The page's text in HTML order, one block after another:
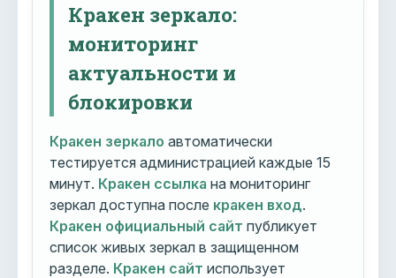
Кракен зеркало:
мониторинг
актуальности и
блокировки
Кракен зеркало автоматически
тестируется администрацией каждые 15
минут. Кракен ссылка на мониторинг
зеркал доступна после кракен вход.
Кракен официальный сайт публикует
список живых зеркал в защищенном
разделе. Кракен сайт использует